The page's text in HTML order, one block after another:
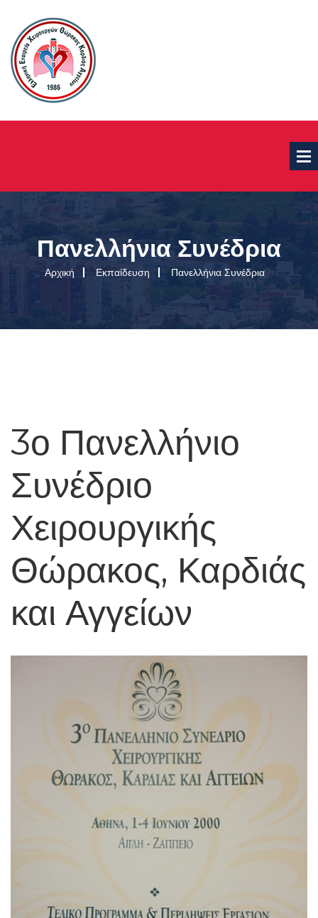
Πανελλήνια Συνέδρια
Αρχική Εκπαίδευση Πανελλήνια Συνέδρια
3ο Πανελλήνιο
Συνέδριο
Χειρουργικής
Θώρακος, Καρδιάς
και Αγγείων